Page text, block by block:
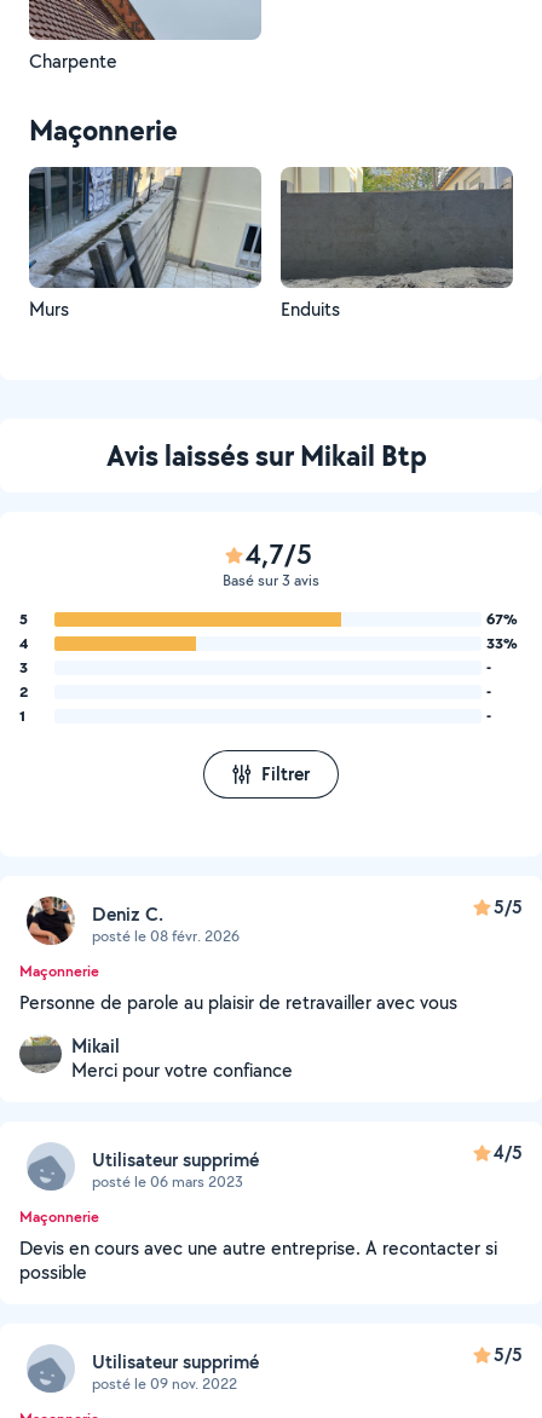
Charpente
Maçonnerie
Murs Enduits
Avis laissés sur Mikail Btp
4,7/5
Basé sur 3 avis
5
67%
4
33%
3
-
2
-
1
-
Filtrer
Deniz C.
posté le 08 févr. 2026
5/5
Maçonnerie
Personne de parole au plaisir de retravailler avec vous
Mikail
Merci pour votre confiance
Utilisateur supprimé
posté le 06 mars 2023
4/5
Maçonnerie
Devis en cours avec une autre entreprise. A recontacter si
possible
Utilisateur supprimé
posté le 09 nov. 2022
5/5